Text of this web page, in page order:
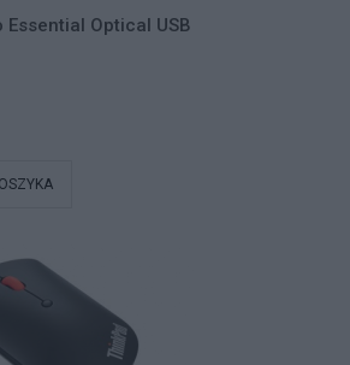
Essential Optical USB